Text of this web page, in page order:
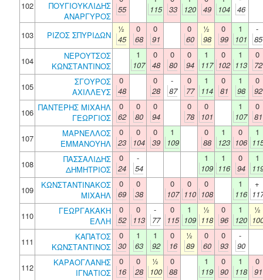
102
ΠΟΥΓΙΟΥΚΛΙΔΗΣ
ΑΝΑΡΓΥΡΟΣ
55
115
33
120
49
104
46
103 ΡΙΖΟΣ ΣΠΥΡΙΔΩΝ
½
45
0
68
0
91
0
60
½
98
0
99
1
101
-
85
104
ΝΕΡΟΥΤΣΟΣ
ΚΩΝΣΤΑΝΤΙΝΟΣ
1
107
0
48
0
80
0
94
1
117
0
102
1
113
0
72
105
ΣΓΟΥΡΟΣ
ΑΧΙΛΛΕΥΣ
0
48
0
28
-
87
0
77
1
114
0
81
1
98
0
92
106 ΠΑΝΤΕΡΗΣ ΜΙΧΑΗΛ
ΓΕΩΡΓΙΟΣ
0
62
0
80
0
94
0
78
0
101
1
107
0
81
107
ΜΑΡΝΕΛΛΟΣ
ΕΜΜΑΝΟΥΗΛ
0
23
0
104
0
39
1
109
0
88
1
123
0
106
1
108
ΠΑΣΣΑΛΙΔΗΣ
ΔΗΜΗΤΡΙΟΣ
0
24
-
54
1
109
1
116
0
94
1
109
ΚΩΝΣΤΑΝΤΙΝΑΚΟΣ
ΜΙΧΑΗΛ
0
69
0
38
0
107
0
110
0
108
1
116
+
110
ΓΕΩΡΓΑΚΑΚΗ
ΕΛΛΗ
0
52
0
113
-
77
0
115
1
109
½
118
0
96
1
120
½
111
ΚΑΠΑΤΟΣ
ΚΩΝΣΤΑΝΤΙΝΟΣ
0
30
1
63
1
92
0
16
½
89
0
60
0
93
-
90
112
ΚΑΡΑΟΓΛΑΝΗΣ
ΙΓΝΑΤΙΟΣ
0
16
0
28
½
100
0
88
1
119
0
90
1
118
0
91